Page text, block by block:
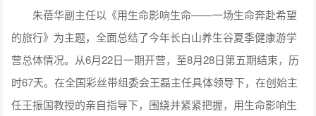
朱蓓华副主任以《用生命影响生命——一场生命奔赴希望
的旅行》为主题，全面总结了今年长白山养生谷夏季健康游学
营总体情况。从6月22日一期开营，至8月28日第五期结束，历
时67天。在全国彩丝带组委会王磊主任具体领导下，在创始主
任王振国教授的亲自指导下，围绕并紧紧把握，用生命影响生